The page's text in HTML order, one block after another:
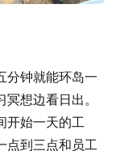
分钟就能环岛一
想边看日出。
开始一天的工
点到三点和员工